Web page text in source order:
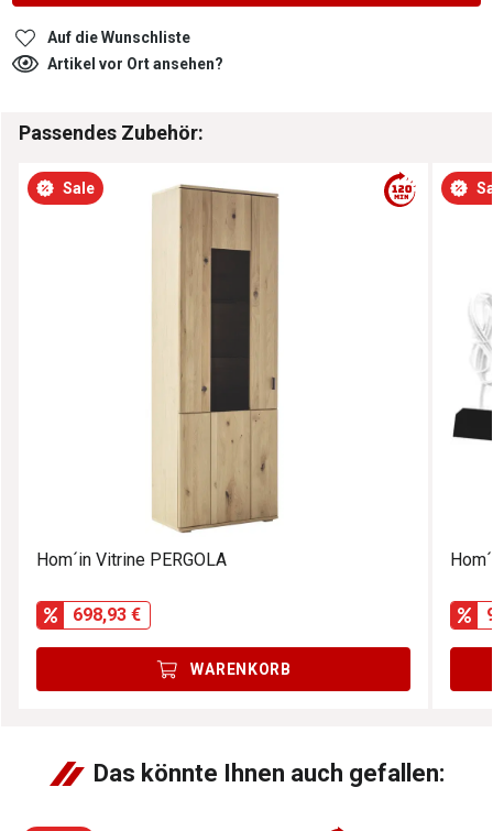
Auf die Wunschliste
Artikel vor Ort ansehen?
Passendes Zubehör:
Sale
Hom´in Vitrine PERGOLA
698,93 €
WARENKORB
Das könnte Ihnen auch gefallen: